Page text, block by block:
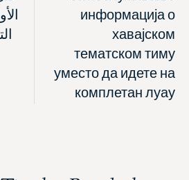
информација о
хавајском
тематском тиму
уместо да идете на
комплетан луау